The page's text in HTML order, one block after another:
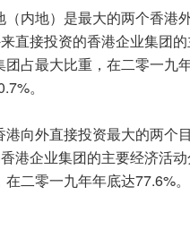
内地）是最大的两个香港
直接投资的香港企业集团
占最大比重，在二零一九
。
向外直接投资最大的两个
港企业集团的主要经济活
二零一九年年底达77.6%